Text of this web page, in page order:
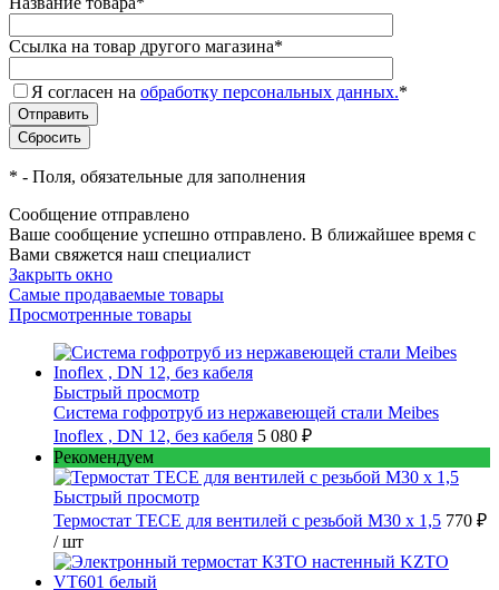
Ссылка на товар другого магазина*
Я согласен на обработку персональных данных.*
* - Поля, обязательные для заполнения
Сообщение отправлено
Ваше сообщение успешно отправлено. В ближайшее время с
Вами свяжется наш специалист
Закрыть окно
Самые продаваемые товары
Просмотренные товары
Быстрый просмотр
Cистема гофротруб из нержавеющей стали Meibes
Inoflex , DN 12, без кабеля 5 080 ₽
Рекомендуем
Быстрый просмотр
Термостат TECE для вентилей с резьбой М30 х 1,5 770 ₽
/ шт